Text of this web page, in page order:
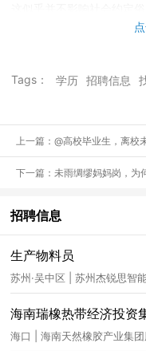
中，有4成受访者曾接触到
场上称这类现象为“第一
校层次提出限制性要求。
递2.7份简历获得一次面试
知。此次调研发现，本科
数是本科非985/211院校
一学历歧视”普遍性存在。
平台人力资源专家表示，
而看重“第一学历”，究其
必会造成一部分应聘者的
Tags： 学历 招聘信息
上一篇：@高校毕业生，离校
下一篇：未雨绸缪妈妈岗，为
招聘信息
生产物料员
苏州·吴中区 | 苏州杰锐思智
海口 | 海南天然橡胶产业集